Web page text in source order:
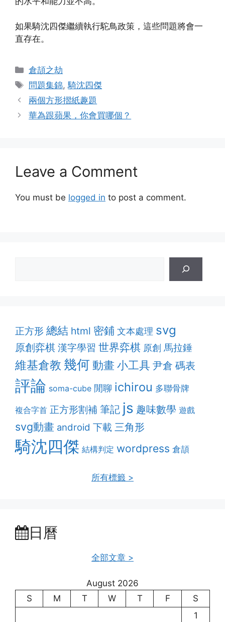
如果騎沈四傑繼續執行駝鳥政策，這些問題將會一
直存在。
Categories
倉頡之劫
Tags
問題集錦,騎沈四傑
兩個方形摺紙趣題
華為跟蘋果，你會買哪個？
Leave a Comment
You must be logged in to post a comment.
正方形 總結 html 密鋪 文本處理 svg
原創弈棋 漢字學習 世界弈棋 原創 馬拉錘
維基倉教 幾何動畫 小工具 尹倉 碼表
評論 soma-cube 閒聊 ichirou 多聯骨牌
複合字首 正方形割補 筆記 js 趣味數學 遊戲
svg動畫 android 下載 三角形
騎沈四傑 結構判定 wordpress 倉頡
所有標籤 >
日曆
全部文章 >
August 2026
S
M T W T F
S
1